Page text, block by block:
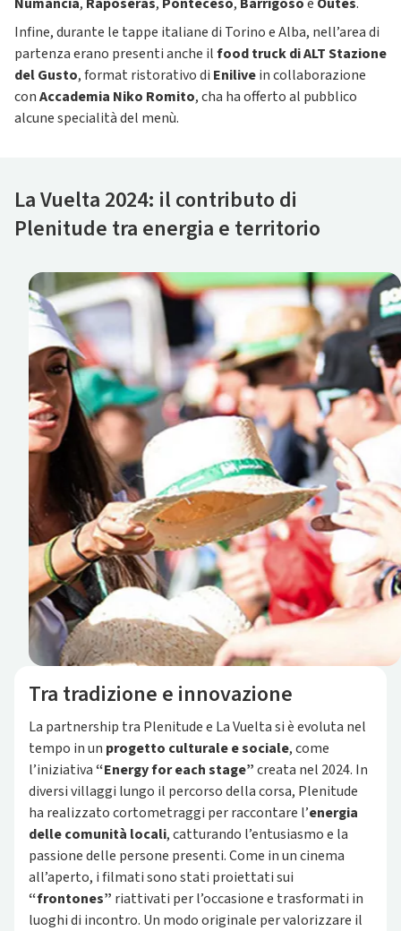
Infine, durante le tappe italiane di Torino e Alba, nell’area di
partenza erano presenti anche ilfood truck di ALT Stazione
del Gusto, format ristorativo di Enilivein collaborazione
conAccademia Niko Romito, cha ha offerto al pubblico
alcune specialità del menù.
La Vuelta 2024: il contributo di
Plenitude tra energia e territorio
Tra tradizione e innovazione
La partnership tra Plenitude e La Vuelta si è evoluta nel
tempo in un progetto culturale e sociale, come
l’iniziativa “Energy for each stage”creata nel 2024. In
diversi villaggi lungo il percorso della corsa, Plenitude
ha realizzato cortometraggi per raccontare l’energia
delle comunità locali, catturando l’entusiasmo e la
passione delle persone presenti. Come in un cinema
all’aperto, i filmati sono stati proiettati sui
“frontones” riattivati per l’occasione e trasformati in
luoghi di incontro. Un modo originale per valorizzare il